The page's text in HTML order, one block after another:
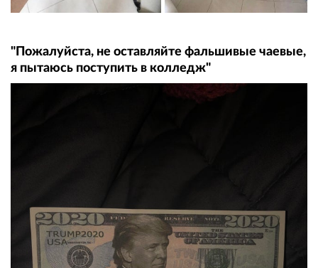
"Пожалуйста, не оставляйте фальшивые чаевые,
я пытаюсь поступить в колледж"